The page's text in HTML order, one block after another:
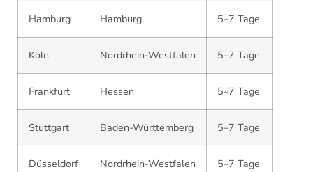
Hamburg Hamburg 5–7 Tage
Köln Nordrhein-Westfalen 5–7 Tage
Frankfurt Hessen 5–7 Tage
Stuttgart Baden-Württemberg 5–7 Tage
Düsseldorf Nordrhein-Westfalen 5–7 Tage